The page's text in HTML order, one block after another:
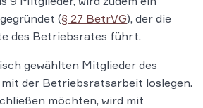
(§ 27 BetrVG), der die
des Betriebsrates führt.
gewählten Mitglieder des
der Betriebsratsarbeit loslegen.
möchten, wird mit